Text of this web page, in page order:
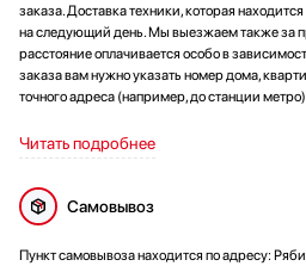
заказа. Доставка техники, которая
на следующий день. Мы выезжаем также за
расстояние оплачивается особо в
заказа вам нужно указать номер дома,
точного адреса (например, до станции
Читать подробнее
Самовывоз
Пункт самовывоза находится по адресу: